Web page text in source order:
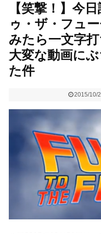
【笑撃！】今
ゥ・ザ・フュ
みたら一文字
大変な動画に
た件
2015/10/